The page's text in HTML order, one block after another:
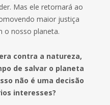
Mas ele retornará ao
maior justiça
o nosso planeta.
contra a natureza,
de salvar o planeta
não é uma decisão
interesses?